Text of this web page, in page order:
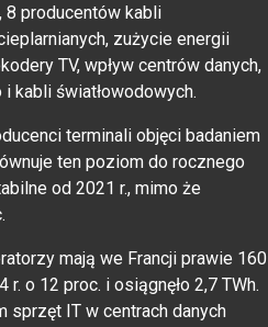
8 producentów kabli
zużycie energii
TV, wpływ centrów danych,
kabli światłowodowych.
terminali objęci badaniem
ten poziom do rocznego
od 2021 r., mimo że
mają we Francji prawie 160
o 12 proc. i osiągnęło 2,7 TWh.
sprzęt IT w centrach danych